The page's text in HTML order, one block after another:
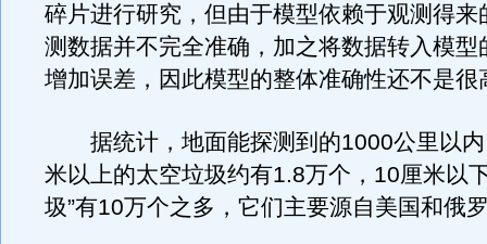
碎片进行研究，但由于模型依赖于观测得来
测数据并不完全准确，加之将数据转入模型
增加误差，因此模型的整体准确性还不是很
据统计，地面能探测到的1000公里以内
米以上的太空垃圾约有1.8万个，10厘米以
圾”有10万个之多，它们主要源自美国和俄